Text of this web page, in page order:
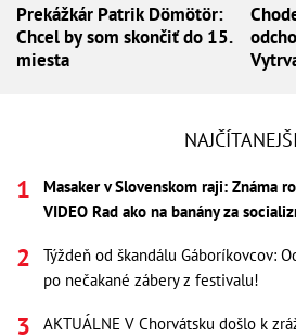
Prekážkár Patrik Dömötör:
Chcel by som skončiť do 15.
miesta
Masaker v Slovenskom raji: Známa
VIDEO Rad ako na banány za
Týždeň od škandálu Gáboríkovcov:
po nečakané zábery z festivalu!
AKTUÁLNE V Chorvátsku došlo k